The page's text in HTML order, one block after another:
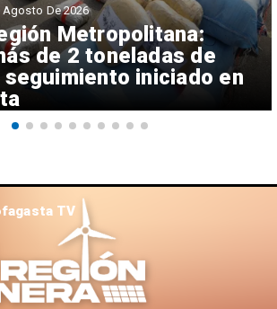
Metropolitana:
de 2 toneladas de
iniciado en
Agosto De 2026
TV